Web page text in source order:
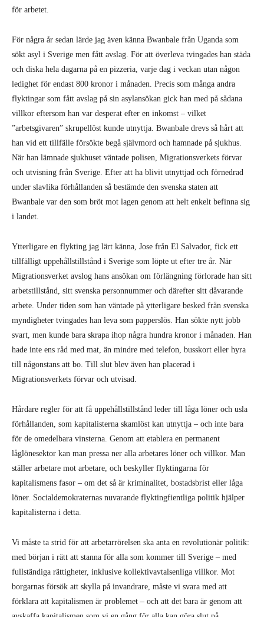
för arbetet.
För några år sedan lärde jag även känna Bwanbale från Uganda som
sökt asyl i Sverige men fått avslag. För att överleva tvingades han städa
och diska hela dagarna på en pizzeria, varje dag i veckan utan någon
ledighet för endast 800 kronor i månaden. Precis som många andra
flyktingar som fått avslag på sin asylansökan gick han med på sådana
villkor eftersom han var desperat efter en inkomst – vilket
”arbetsgivaren” skrupellöst kunde utnyttja. Bwanbale drevs så hårt att
han vid ett tillfälle försökte begå självmord och hamnade på sjukhus.
När han lämnade sjukhuset väntade polisen, Migrationsverkets förvar
och utvisning från Sverige. Efter att ha blivit utnyttjad och förnedrad
under slavlika förhållanden så bestämde den svenska staten att
Bwanbale var den som bröt mot lagen genom att helt enkelt befinna sig
i landet.
Ytterligare en flykting jag lärt känna, Jose från El Salvador, fick ett
tillfälligt uppehållstillstånd i Sverige som löpte ut efter tre år. När
Migrationsverket avslog hans ansökan om förlängning förlorade han sitt
arbetstillstånd, sitt svenska personnummer och därefter sitt dåvarande
arbete. Under tiden som han väntade på ytterligare besked från svenska
myndigheter tvingades han leva som papperslös. Han sökte nytt jobb
svart, men kunde bara skrapa ihop några hundra kronor i månaden. Han
hade inte ens råd med mat, än mindre med telefon, busskort eller hyra
till någonstans att bo. Till slut blev även han placerad i
Migrationsverkets förvar och utvisad.
Hårdare regler för att få uppehållstillstånd leder till låga löner och usla
förhållanden, som kapitalisterna skamlöst kan utnyttja – och inte bara
för de omedelbara vinsterna. Genom att etablera en permanent
låglönesektor kan man pressa ner alla arbetares löner och villkor. Man
ställer arbetare mot arbetare, och beskyller flyktingarna för
kapitalismens fasor – om det så är kriminalitet, bostadsbrist eller låga
löner. Socialdemokraternas nuvarande flyktingfientliga politik hjälper
kapitalisterna i detta.
Vi måste ta strid för att arbetarrörelsen ska anta en revolutionär politik:
med början i rätt att stanna för alla som kommer till Sverige – med
fullständiga rättigheter, inklusive kollektivavtalsenliga villkor. Mot
borgarnas försök att skylla på invandrare, måste vi svara med att
förklara att kapitalismen är problemet – och att det bara är genom att